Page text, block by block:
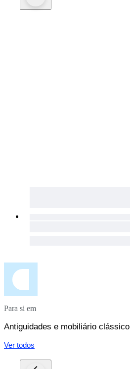
Para si em
Antiguidades e mobiliário clássico
Ver todos